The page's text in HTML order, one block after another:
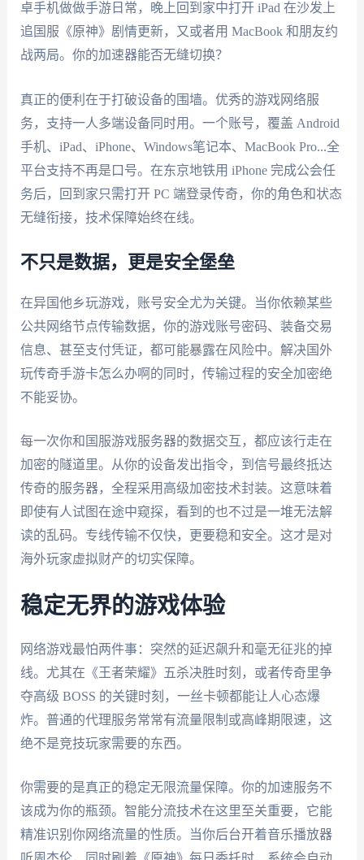
卓手机做做手游日常，晚上回到家中打开 iPad 在沙发上
追国服《原神》剧情更新，又或者用 MacBook 和朋友约
战两局。你的加速器能否无缝切换？
真正的便利在于打破设备的围墙。优秀的游戏网络服
务，支持一人多端设备同时用。一个账号，覆盖 Android
手机、iPad、iPhone、Windows笔记本、MacBook Pro...全
平台支持不再是口号。在东京地铁用 iPhone 完成公会任
务后，回到家只需打开 PC 端登录传奇，你的角色和状态
无缝衔接，技术保障始终在线。
不只是数据，更是安全堡垒
在异国他乡玩游戏，账号安全尤为关键。当你依赖某些
公共网络节点传输数据，你的游戏账号密码、装备交易
信息、甚至支付凭证，都可能暴露在风险中。解决国外
玩传奇手游卡怎么办啊的同时，传输过程的安全加密绝
不能妥协。
每一次你和国服游戏服务器的数据交互，都应该行走在
加密的隧道里。从你的设备发出指令，到信号最终抵达
传奇的服务器，全程采用高级加密技术封装。这意味着
即使有人试图在途中窥探，看到的也不过是一堆无法解
读的乱码。专线传输不仅快，更要稳和安全。这才是对
海外玩家虚拟财产的切实保障。
稳定无界的游戏体验
网络游戏最怕两件事：突然的延迟飙升和毫无征兆的掉
线。尤其在《王者荣耀》五杀决胜时刻，或者传奇里争
夺高级 BOSS 的关键时刻，一丝卡顿都能让人心态爆
炸。普通的代理服务常常有流量限制或高峰期限速，这
绝不是竞技玩家需要的东西。
你需要的是真正的稳定无限流量保障。你的加速服务不
该成为你的瓶颈。智能分流技术在这里至关重要，它能
精准识别你网络流量的性质。当你后台开着音乐播放器